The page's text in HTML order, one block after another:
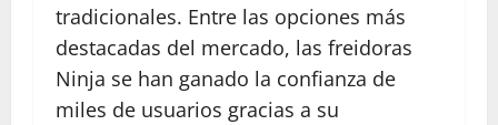
tradicionales. Entre las opciones más
destacadas del mercado, las freidoras
Ninja se han ganado la confianza de
miles de usuarios gracias a su